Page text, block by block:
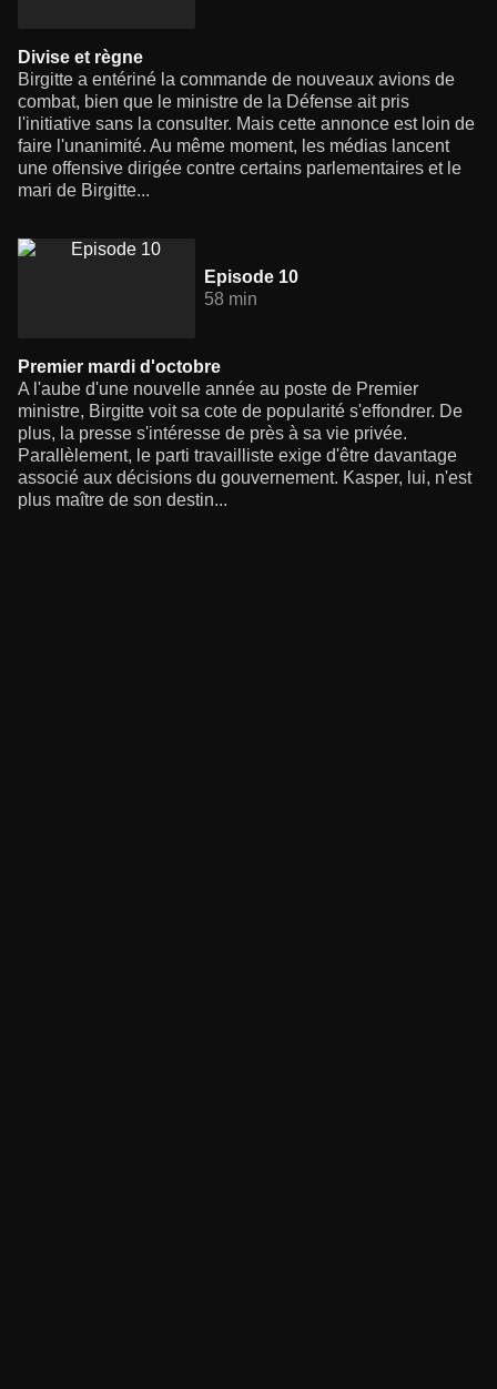
Divise et règne
Birgitte a entériné la commande de nouveaux avions de
combat, bien que le ministre de la Défense ait pris
l'initiative sans la consulter. Mais cette annonce est loin de
faire l'unanimité. Au même moment, les médias lancent
une offensive dirigée contre certains parlementaires et le
mari de Birgitte...
Episode 10
58 min
Premier mardi d'octobre
A l'aube d'une nouvelle année au poste de Premier
ministre, Birgitte voit sa cote de popularité s'effondrer. De
plus, la presse s'intéresse de près à sa vie privée.
Parallèlement, le parti travailliste exige d'être davantage
associé aux décisions du gouvernement. Kasper, lui, n'est
plus maître de son destin...